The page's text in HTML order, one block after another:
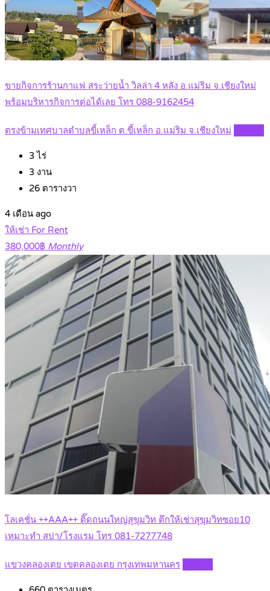
ขายกิจการร้านกาแฟ สระว่ายน้ำ วิลล่า 4 หลัง อ.แม่ริม จ.เชียงใหม่
พร้อมบริหารกิจการต่อได้เลย โทร 088-9162454
ตรงข้ามเทศบาลตำบลขี้เหล็ก ต.ขี้เหล็ก อ.แม่ริม จ.เชียงใหม่
3ไร่
3 งาน
26 ตารางวา
4 เดือน ago
ให้เช่า For Rent
380,000฿ Monthly
โลเคชั่น ++AAA++ ติ๊ดถนนใหญ่สุขุมวิท ตึกให้เช่าสุขุมวิทซอย10
เหมาะทำ สปา/โรงแรม โทร 081-7277748
แขวงคลองเตย เขตคลองเตย กรุงเทพมหานคร